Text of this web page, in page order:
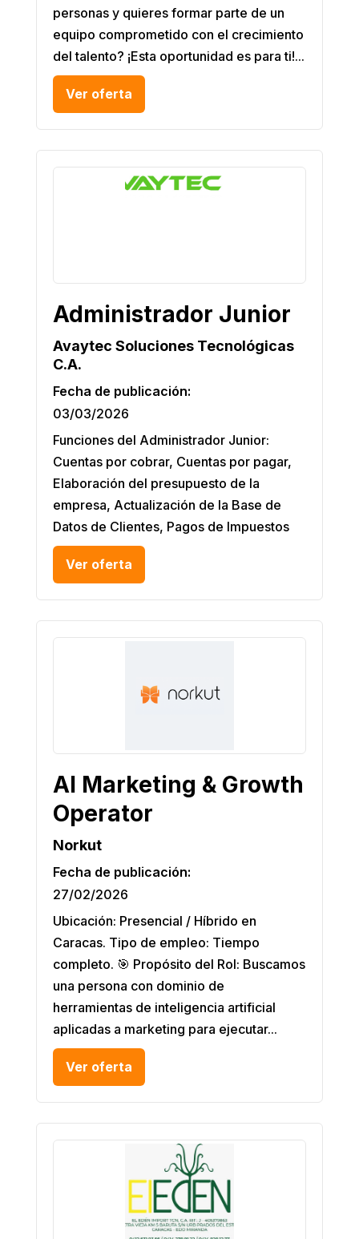
personas y quieres formar parte de un
equipo comprometido con el crecimiento
del talento? ¡Esta oportunidad es para ti!...
Ver oferta
Administrador Junior
Avaytec Soluciones Tecnológicas
C.A.
Fecha de publicación:
03/03/2026
Funciones del Administrador Junior:
Cuentas por cobrar, Cuentas por pagar,
Elaboración del presupuesto de la
empresa, Actualización de la Base de
Datos de Clientes, Pagos de Impuestos
Ver oferta
AI Marketing & Growth
Operator
Norkut
Fecha de publicación:
27/02/2026
Ubicación: Presencial / Híbrido en
Caracas. Tipo de empleo: Tiempo
completo. 🎯 Propósito del Rol: Buscamos
una persona con dominio de
herramientas de inteligencia artificial
aplicadas a marketing para ejecutar...
Ver oferta